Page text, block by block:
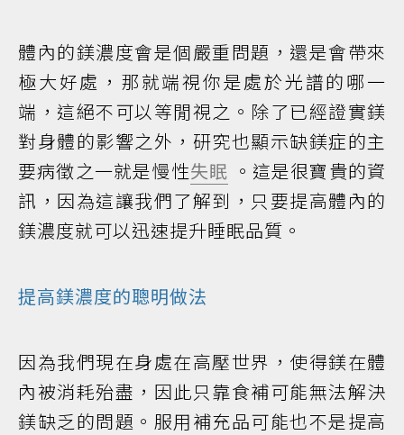
體內的鎂濃度會是個嚴重問題，還是會帶來
極大好處，那就端視你是處於光譜的哪一
端，這絕不可以等閒視之。除了已經證實鎂
對身體的影響之外，研究也顯示缺鎂症的主
要病徵之一就是慢性失眠 。這是很寶貴的資
訊，因為這讓我們了解到，只要提高體內的
鎂濃度就可以迅速提升睡眠品質。
提高鎂濃度的聰明做法
因為我們現在身處在高壓世界，使得鎂在體
內被消耗殆盡，因此只靠食補可能無法解決
鎂缺乏的問題。服用補充品可能也不是提高